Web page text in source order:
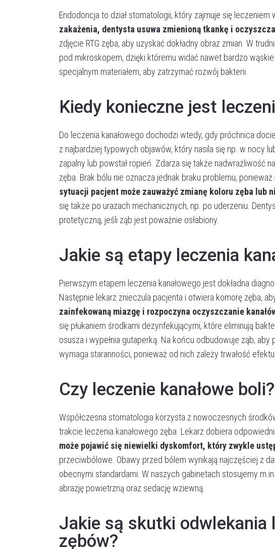
Endodoncja to dział stomatologii, który zajmuje się leczeniem
zakażenia, dentysta usuwa zmienioną tkankę i
zdjęcie RTG zęba, aby uzyskać dokładny obraz zmian. W
pod mikroskopem, dzięki któremu widać nawet bardzo
specjalnym materiałem, aby zatrzymać rozwój bakterii.
Kiedy konieczne jest
Do leczenia kanałowego dochodzi wtedy, gdy próchnica
z najbardziej typowych objawów, który nasila się np. w nocy
zapalny lub powstał ropień. Zdarza się także nadwrażliwość
zęba. Brak bólu nie oznacza jednak braku problemu,
sytuacji pacjent może zauważyć zmianę koloru zęba lub
się także po urazach mechanicznych, np. po uderzeniu.
protetyczną, jeśli ząb jest poważnie osłabiony.
Jakie są etapy leczenia
Pierwszym etapem leczenia kanałowego jest dokładna
Następnie lekarz znieczula pacjenta i otwiera komorę zęba,
zainfekowaną miazgę i rozpoczyna oczyszczanie
się płukaniem środkami dezynfekującymi, które eliminują
osusza i wypełnia gutaperką. Na końcu odbudowuje ząb,
wymaga staranności, ponieważ od nich zależy trwałość efektu.
Czy leczenie kanałowe boli?
Współczesna stomatologia korzysta z nowoczesnych
trakcie leczenia kanałowego zęba. Lekarz dobiera
może pojawić się niewielki dyskomfort, który zwykle
przeciwbólowe. Obawy przed bólem wynikają najczęściej z
obecnymi standardami. W naszych gabinetach stosujemy
abrazję powietrzną oraz sedację wziewną.
Jakie są skutki odwlekania
zębów?
Umów